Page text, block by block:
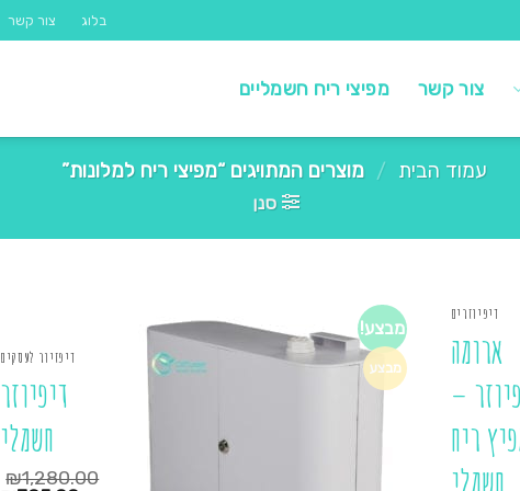
בלוג צור קשר
צור קשר מפיצי ריח חשמליים
עמוד הבית / מוצרים המתויגים “מפיצי ריח למלונות”
סנן
דיפיוזרים
ארומה
–
ריח
חשמלי
מבצע!
מבצע
דיפזיור לעסקים
דיפיוזר
חשמלי
₪1,280.00